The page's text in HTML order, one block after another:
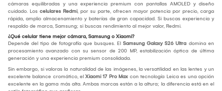
cámaras equilibradas y una experiencia premium con pantallas AMOLED y diseño
cuidado. Los celulares Redmi, por su parte, ofrecen mayor potencia por precio, carga
rápida, amplio almacenamiento y baterías de gran capacidad. Si buscas experiencia y
respaldo de marca, Samsung; si buscas rendimiento al mejor valor, Redmi.
¿Qué celular tiene mejor cámara, Samsung o Xiaomi?
Depende del tipo de fotografía que busques. El Samsung Galaxy S26 Ultra domina en
procesamiento avanzado con su sensor de 200 MP, estabilización óptica de última
generación y una experiencia premium consolidada.
Sin embargo, si valoras la naturalidad de las imágenes, la versatilidad en las lentes y un
excelente balance cromático, el Xiaomi 17 Pro Max con tecnología Leica es una opción
excelente en la gama más alta. Ambas marcas están a la altura; la diferencia está en el